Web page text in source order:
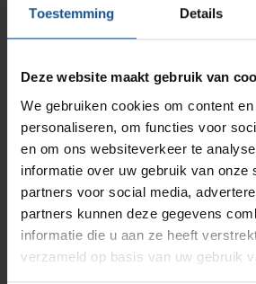
Toestemming Details
Deze website maakt gebruik van
We gebruiken cookies om content
personaliseren, om functies voor
en om ons websiteverkeer te
informatie over uw gebruik van onze
partners voor social media,
partners kunnen deze gegevens
informatie die u aan ze heeft
verzameld op basis van uw gebruik
Hoogte minimaal 900 mm
Plateau afmeting Mayo-HV20:
Draagvermogen plateau 30 Kg
Branche
Cleanrooms, Laboratoria,
Materiaal
RVS
Branches
Ziekenhuizen en klinieken
Solutions
RVS Werkplekinrichting
Modulaire
Productlijnen
Medische
Infectiepreventie en hygiëne
Opslagmogelijkheden
Assortiment
Hammerlit
Septodry
Metro
Zarges
AP Medical
Contact
Ons team
Klantcases
Vacatures